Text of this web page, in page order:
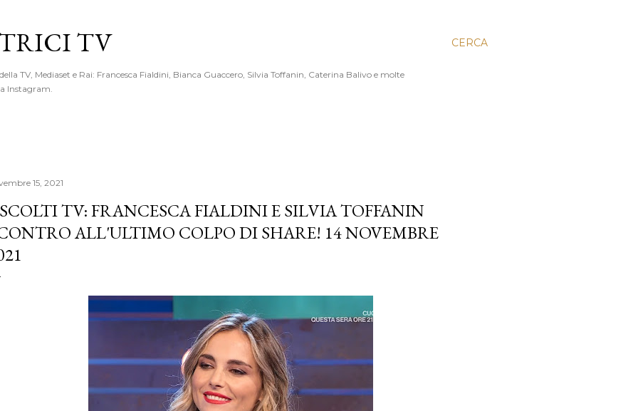
CERCA
TV
TV, Mediaset e Rai: Francesca Fialdini, Bianca Guaccero, Silvia Toffanin, Caterina Balivo e molte
Instagram.
15, 2021
TV: FRANCESCA FIALDINI E SILVIA TOFFANIN
ALL'ULTIMO COLPO DI SHARE! 14 NOVEMBRE